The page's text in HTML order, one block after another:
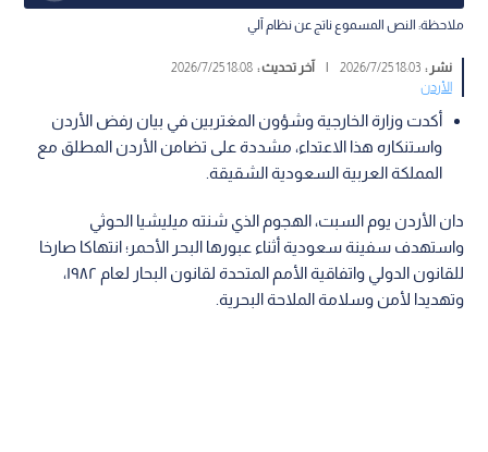
ملاحظة: النص المسموع ناتج عن نظام آلي
نشر :18:03 2026/7/25
| آخر تحديث :18:08 2026/7/25
الأردن
أكدت وزارة الخارجية وشؤون المغتربين في بيان رفض الأردن
واستنكاره هذا الاعتداء، مشددة على تضامن الأردن المطلق مع
المملكة العربية السعودية الشقيقة.
دان الأردن يوم السبت، الهجوم الذي شنته ميليشيا الحوثي
واستهدف سفينة سعودية أثناء عبورها البحر الأحمر؛ انتهاكا صارخا
للقانون الدولي واتفاقية الأمم المتحدة لقانون البحار لعام ١٩٨٢،
وتهديدا لأمن وسلامة الملاحة البحرية.